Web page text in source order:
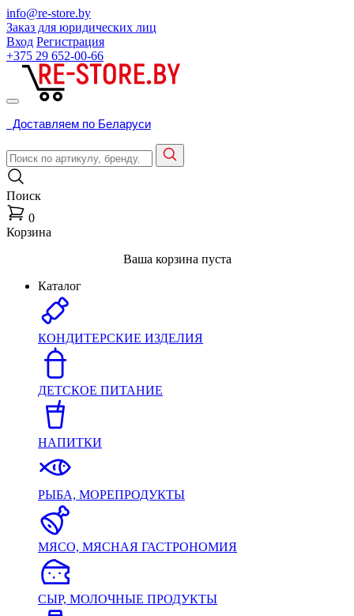
info@re-store.by
Заказ для юридических лиц
Вход Регистрация
+375 29 652-00-66
Доставляем по Беларуси
Поиск
0
Корзина
Ваша корзина пуста
Каталог
КОНДИТЕРСКИЕ ИЗДЕЛИЯ
ДЕТСКОЕ ПИТАНИЕ
НАПИТКИ
РЫБА, МОРЕПРОДУКТЫ
МЯСО, МЯСНАЯ ГАСТРОНОМИЯ
СЫР, МОЛОЧНЫЕ ПРОДУКТЫ